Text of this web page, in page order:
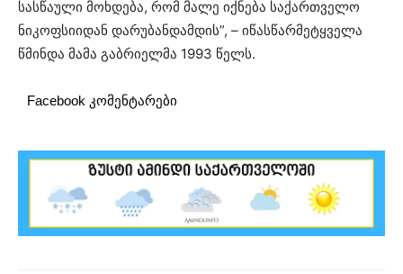
სასწაული მოხდება, რომ მალე იქნება საქართველო
ნიკოფსიიდან დარუბანდამდის”, – იწასწარმეტყველა
წმინდა მამა გაბრიელმა 1993 წელს.
Facebook კომენტარები